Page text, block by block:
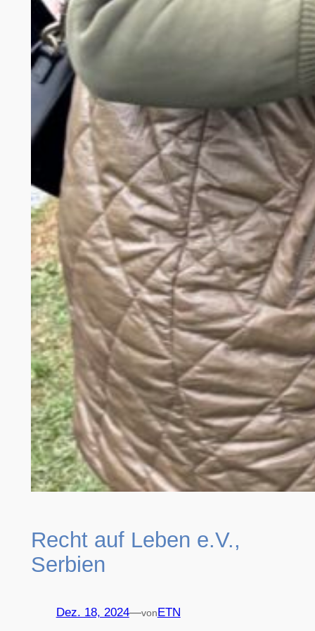
Recht auf Leben e.V.,
Serbien
Dez. 18, 2024—vonETN